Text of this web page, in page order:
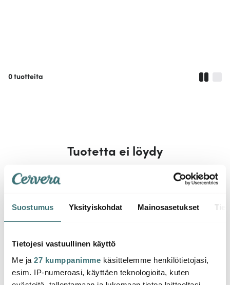
Suostumus Yksityiskohdat Mainosasetukset
Tietojesi vastuullinen käyttö
Me ja 27 kumppanimme käsittelemme henkilötietojasi,
esim. IP-numeroasi, käyttäen teknologioita, kuten
0tuotteita
Tuotetta ei löydy